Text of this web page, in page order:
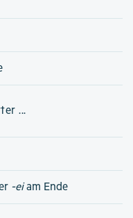
...
-eiam Ende